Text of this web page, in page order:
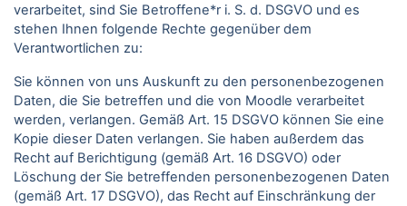
verarbeitet, sind Sie Betroffene*r i. S. d. DSGVO und es
stehen Ihnen folgende Rechte gegenüber dem
Verantwortlichen zu:
Sie können von uns Auskunft zu den personenbezogenen
Daten, die Sie betreffen und die von Moodle verarbeitet
werden, verlangen. Gemäß Art. 15 DSGVO können Sie eine
Kopie dieser Daten verlangen. Sie haben außerdem das
Recht auf Berichtigung (gemäß Art. 16 DSGVO) oder
Löschung der Sie betreffenden personenbezogenen Daten
(gemäß Art. 17 DSGVO), das Recht auf Einschränkung der